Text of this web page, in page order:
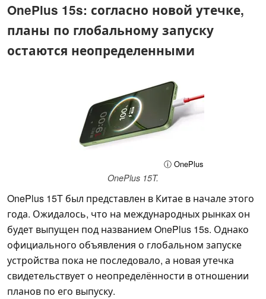
OnePlus 15s: согласно новой утечке,
планы по глобальному запуску
остаются неопределенными
ⓘ OnePlus
OnePlus 15T.
OnePlus 15T был представлен в Китае в начале этого
года. Ожидалось, что на международных рынках он
будет выпущен под названием OnePlus 15s. Однако
официального объявления о глобальном запуске
устройства пока не последовало, а новая утечка
свидетельствует о неопределённости в отношении
планов по его выпуску.